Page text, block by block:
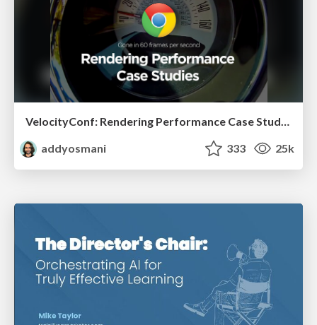
VelocityConf: Rendering Performance Case Studies
addyosmani
333 25k